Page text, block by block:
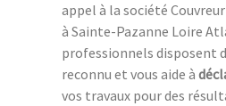
appel à la société
à Sainte-Pazanne Loire
professionnels disposent
reconnu et vous aide à
vos travaux pour des